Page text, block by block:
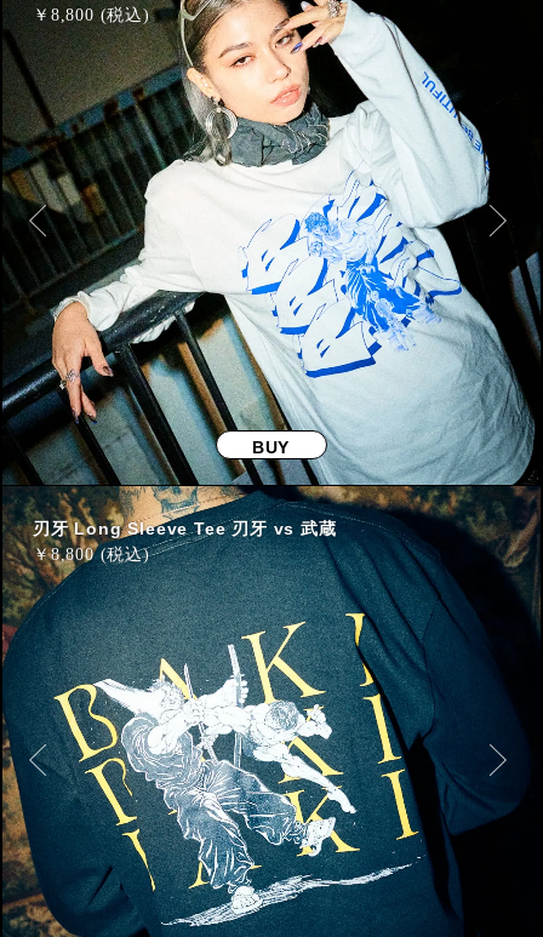
￥8,800 (税込)
BUY
刃牙 Long Sleeve Tee 刃牙 vs 武蔵
￥8,800 (税込)